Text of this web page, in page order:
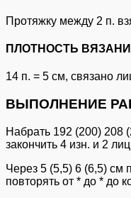
Протяжку между 2 п.
ПЛОТНОСТЬ
14 п. = 5 см, связано
ВЫПОЛНЕНИЕ
Набрать 192 (200) 208
закончить 4 изн. и 2
Через 5 (5,5) 6 (6,5) см
повторять от * до * до